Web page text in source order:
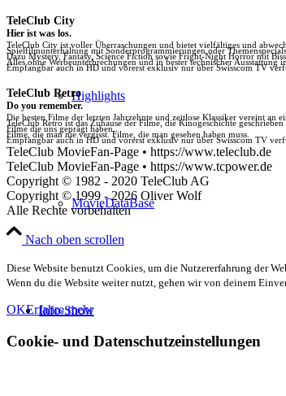
Highlights
MovieDataBase
Info-Show
TeleClub City
Hier ist was los.
TeleClub City ist voller Überraschungen und bietet vielfältiges und
Spielfilmunterhaltung mit Sonderprogrammierungen oder
Dazu Mystery, Fantasy, Science Fiction sowie Fright-Night Horror mit
Alles ohne Werbeunterbrechungen und in bester technischer
Empfangbar auch in HD und vorerst exklusiv nur über Swisscom TV
TeleClub Retro
Do you remember.
Die besten Filme der letzten Jahrzehnte und zeitlose Klassiker vereint an
TeleClub Retro ist das Zuhause der Filme, die Kinogeschichte geschrieben
Filme die uns geprägt haben.
Filme, die man nie vergisst. Filme, die man gesehen haben muss.
Empfangbar auch in HD und vorerst exklusiv nur über Swisscom TV
TeleClub MovieFan-Page • https://www.teleclub.de
TeleClub MovieFan-Page • https://www.tcpower.de
Copyright © 1982 - 2020 TeleClub AG
Copyright © 1999 - 2026 Oliver Wolf
Alle Rechte vorbehalten
Nach oben scrollen
Diese Website benutzt Cookies, um die Nutzererfahrung der
Wenn du die Website weiter nutzt, gehen wir von deinem
OKErfahre mehr
Cookie- und Datenschutzeinstellungen